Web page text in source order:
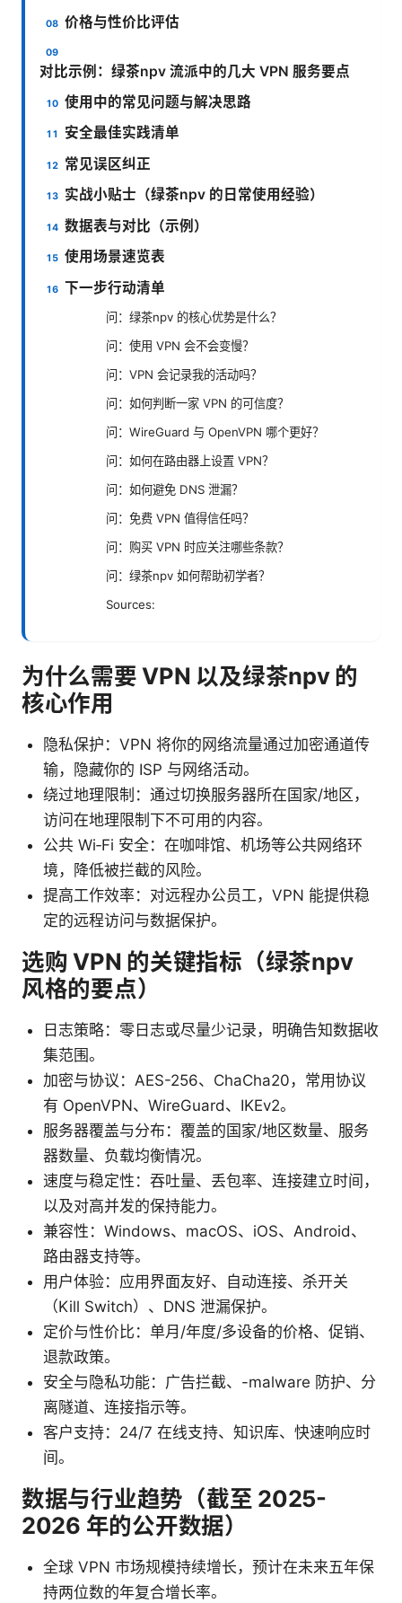
价格与性价比评估
对比示例：绿茶npv 流派中的几大 VPN 服务要点
使用中的常见问题与解决思路
安全最佳实践清单
常见误区纠正
实战小贴士（绿茶npv 的日常使用经验）
数据表与对比（示例）
使用场景速览表
下一步行动清单
问：绿茶npv 的核心优势是什么？
问：使用 VPN 会不会变慢？
问：VPN 会记录我的活动吗？
问：如何判断一家 VPN 的可信度？
问：WireGuard 与 OpenVPN 哪个更好？
问：如何在路由器上设置 VPN？
问：如何避免 DNS 泄漏？
问：免费 VPN 值得信任吗？
问：购买 VPN 时应关注哪些条款？
问：绿茶npv 如何帮助初学者？
Sources:
为什么需要 VPN 以及绿茶npv 的
核心作用
隐私保护：VPN 将你的网络流量通过加密通道传
输，隐藏你的 ISP 与网络活动。
绕过地理限制：通过切换服务器所在国家/地区，
访问在地理限制下不可用的内容。
公共 Wi‑Fi 安全：在咖啡馆、机场等公共网络环
境，降低被拦截的风险。
提高工作效率：对远程办公员工，VPN 能提供稳
定的远程访问与数据保护。
选购 VPN 的关键指标（绿茶npv
风格的要点）
日志策略：零日志或尽量少记录，明确告知数据收
集范围。
加密与协议：AES-256、ChaCha20，常用协议
有 OpenVPN、WireGuard、IKEv2。
服务器覆盖与分布：覆盖的国家/地区数量、服务
器数量、负载均衡情况。
速度与稳定性：吞吐量、丢包率、连接建立时间，
以及对高并发的保持能力。
兼容性：Windows、macOS、iOS、Android、
路由器支持等。
用户体验：应用界面友好、自动连接、杀开关
（Kill Switch）、DNS 泄漏保护。
定价与性价比：单月/年度/多设备的价格、促销、
退款政策。
安全与隐私功能：广告拦截、-malware 防护、分
离隧道、连接指示等。
客户支持：24/7 在线支持、知识库、快速响应时
间。
数据与行业趋势（截至 2025-
2026 年的公开数据）
全球 VPN 市场规模持续增长，预计在未来五年保
持两位数的年复合增长率。